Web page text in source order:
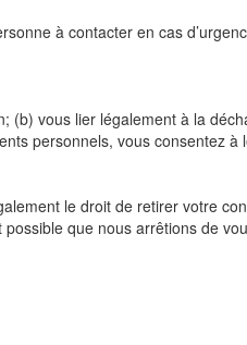
à contacter en cas
(b) vous lier légalement à la
personnels, vous consentez à
le droit de retirer votre
que nous arrêtions de